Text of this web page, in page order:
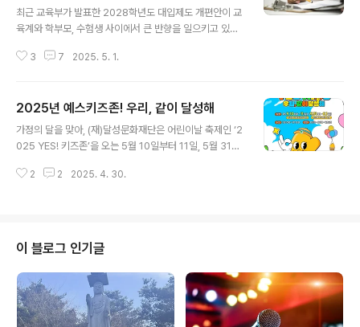
최근 교육부가 발표한 2028학년도 대입제도 개편안이 교
육계와 학부모, 수험생 사이에서 큰 반향을 일으키고 있다.
변화가 예고되면서 ‘입시 지형’이 크게 바뀔 전망이다.이번
된다.이 글에서는 주요 변화 내용을 항목별로 정리하고, 수
험생과 학부모가 유의해야 할 점을 함께 소개한다.🔍 개편
배경과 목표이번 대입 개편은 ‘미래사회 대응형 인재 양
제와 연계하여 융합적 사고와 창의적 문제해결력을 평가하
3 7 2025. 5. 1.
2025년 예스키즈존! 우리, 같이 달성해
가정의 달을 맞아, (재)달성문화재단은 어린이날 축제인 ‘2
025 YES! 키즈존’을 오는 5월 10일부터 11일, 5월 31일
어린이날을 맞아 지역사회에 어린이 존중 문화를 확산시키
및 가족 중심 체험형 축제 제공특징:행사 기간 확대: 기존
하루에서 이틀로 확대운영 시간: 오후 1시 ~ 5시로 변경테
마파크형 공간 구성: 무대 프로그램, 피크닉존 등다양한 체
험 콘텐츠 및 공연 마련​📅 행사 일정 및 장소1회차: 5월 10
일(토) ~ 11일(일)장소: 강정보 디아크 ..
2 2 2025. 4. 30.
이 블로그 인기글